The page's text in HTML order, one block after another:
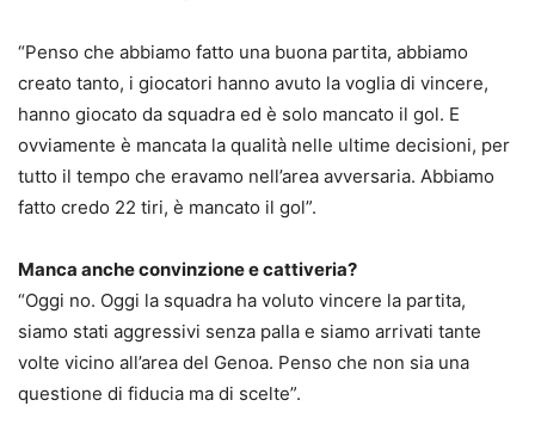
“Penso che abbiamo fatto una buona partita, abbiamo
creato tanto, i giocatori hanno avuto la voglia di vincere,
hanno giocato da squadra ed è solo mancato il gol. E
ovviamente è mancata la qualità nelle ultime decisioni, per
tutto il tempo che eravamo nell’area avversaria. Abbiamo
fatto credo 22 tiri, è mancato il gol”.
Manca anche convinzione e cattiveria?
“Oggi no. Oggi la squadra ha voluto vincere la partita,
siamo stati aggressivi senza palla e siamo arrivati tante
volte vicino all’area del Genoa. Penso che non sia una
questione di fiducia ma di scelte”.